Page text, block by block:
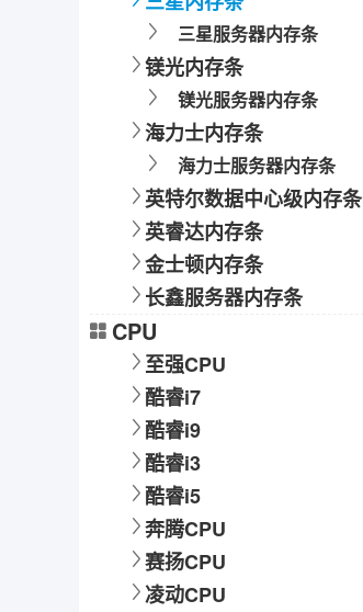
三星服务器内存条
镁光内存条
镁光服务器内存条
海力士内存条
海力士服务器内存条
英特尔数据中心级内存条
英睿达内存条
金士顿内存条
长鑫服务器内存条
CPU
至强CPU
酷睿i7
酷睿i9
酷睿i3
酷睿i5
奔腾CPU
赛扬CPU
凌动CPU